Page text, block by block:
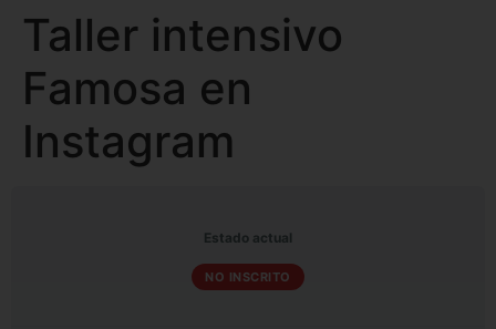
Taller intensivo
Famosa en
Instagram
Estado actual
NO INSCRITO